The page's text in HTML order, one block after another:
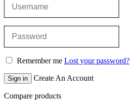
Remember me Lost your password?
Sign in Create An Account
Compare products